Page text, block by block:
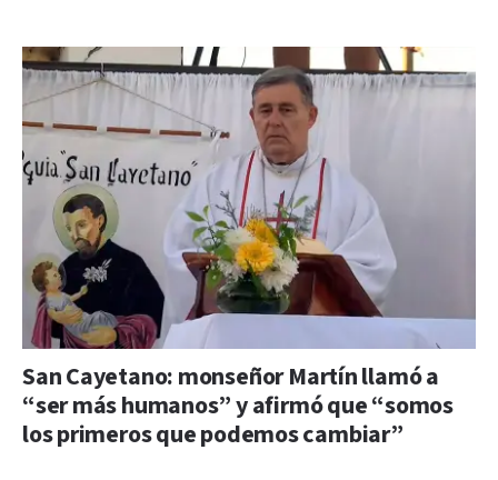
San Cayetano: monseñor Martín llamó a
“ser más humanos” y afirmó que “somos
los primeros que podemos cambiar”